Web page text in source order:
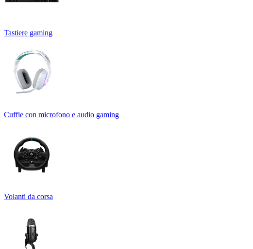
Tastiere gaming
Cuffie con microfono e audio gaming
Volanti da corsa